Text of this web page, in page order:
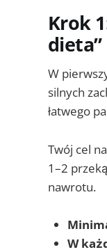
Krok
dieta”
W
silnych
łatwego
Twój cel
1–2
nawrotu.
W